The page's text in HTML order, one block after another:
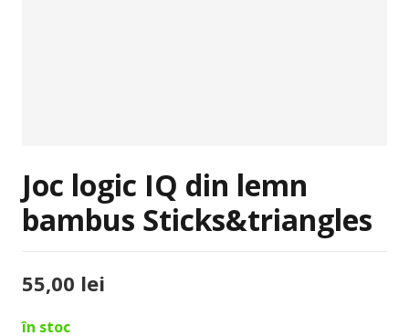
Joc logic IQ din lemn
bambus Sticks&triangles
55,00 lei
în stoc